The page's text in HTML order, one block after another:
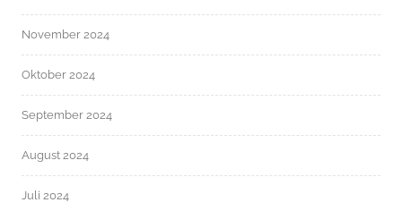
November 2024
Oktober 2024
September 2024
August 2024
Juli 2024